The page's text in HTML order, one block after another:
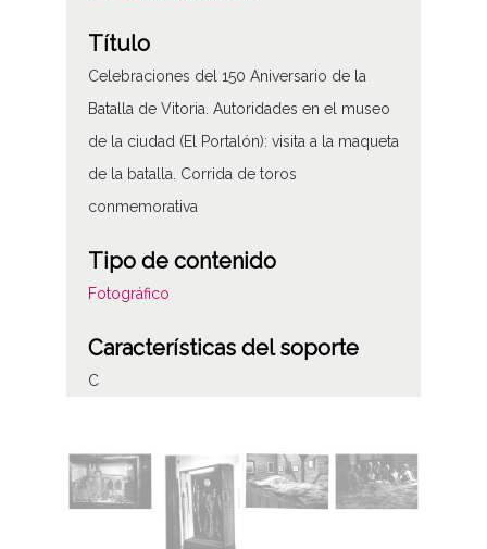
Título
Celebraciones del 150 Aniversario de la
Batalla de Vitoria. Autoridades en el museo
de la ciudad (El Portalón): visita a la maqueta
de la batalla. Corrida de toros
conmemorativa
Tipo de contenido
Fotográfico
Características del soporte
C
19630621
19631231
1963, junio, 21 a 1963, diciembre, 31